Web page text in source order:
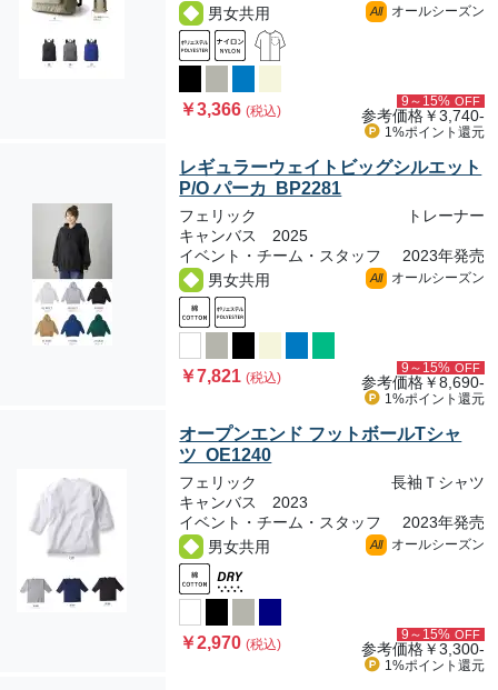
男女共用
All オールシーズン
￥3,366(税込)
9～15% OFF
参考価格￥3,740-
1%ポイント 還元
レギュラーウェイトビッグシルエット
P/O パーカ BP2281
フェリック
トレーナー
キャンバス 2025
イベント・チーム・スタッフ
2023年発売
男女共用
All オールシーズン
￥7,821(税込)
9～15% OFF
参考価格￥8,690-
1%ポイント 還元
オープンエンド フットボールTシャ
ツ OE1240
フェリック
長袖Ｔシャツ
キャンバス 2023
イベント・チーム・スタッフ
2023年発売
男女共用
All オールシーズン
￥2,970(税込)
9～15% OFF
参考価格￥3,300-
1%ポイント 還元